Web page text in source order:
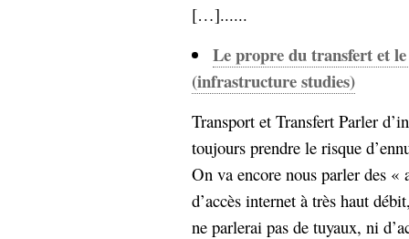
[…]......
Le propre du transfert et
(infrastructure studies)
Transport et Transfert Parler
toujours prendre le risque
On va encore nous parler des
d’accès internet à très haut
ne parlerai pas de tuyaux, ni